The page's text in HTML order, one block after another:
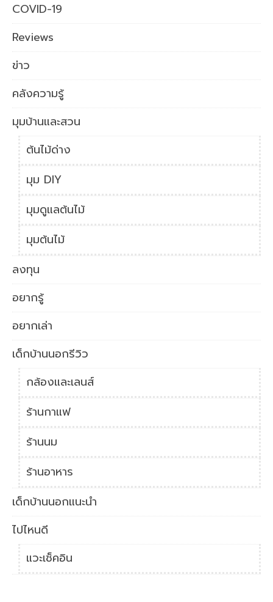
COVID-19
Reviews
ข่าว
คลังความรู้
มุมบ้านและสวน
ต้นไม้ด่าง
มุม DIY
มุมดูแลต้นไม้
มุมต้นไม้
ลงทุน
อยากรู้
อยากเล่า
เด็กบ้านนอกรีวิว
กล้องและเลนส์
ร้านกาแฟ
ร้านนม
ร้านอาหาร
เด็กบ้านนอกแนะนำ
ไปไหนดี
แวะเช็คอิน